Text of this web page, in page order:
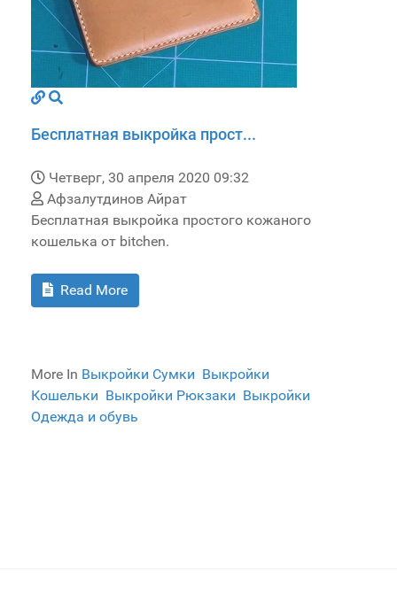
Бесплатная выкройка прост...
Четверг, 30 апреля 2020 09:32
Афзалутдинов Айрат
Бесплатная выкройка простого кожаного
кошелька от bitchen.
Read More
More In Выкройки Сумки Выкройки
Кошельки Выкройки Рюкзаки Выкройки
Одежда и обувь